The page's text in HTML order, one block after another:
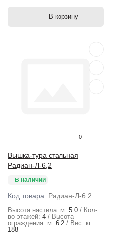
В корзину
0
Вышка-тура стальная
Радиан-Л-6,2
В наличии
Код товара: Радиан-Л-6.2
Высота настила. м: 5.0
Кол-
во этажей: 4
Высота
ограждения. м: 6.2
Вес. кг:
188